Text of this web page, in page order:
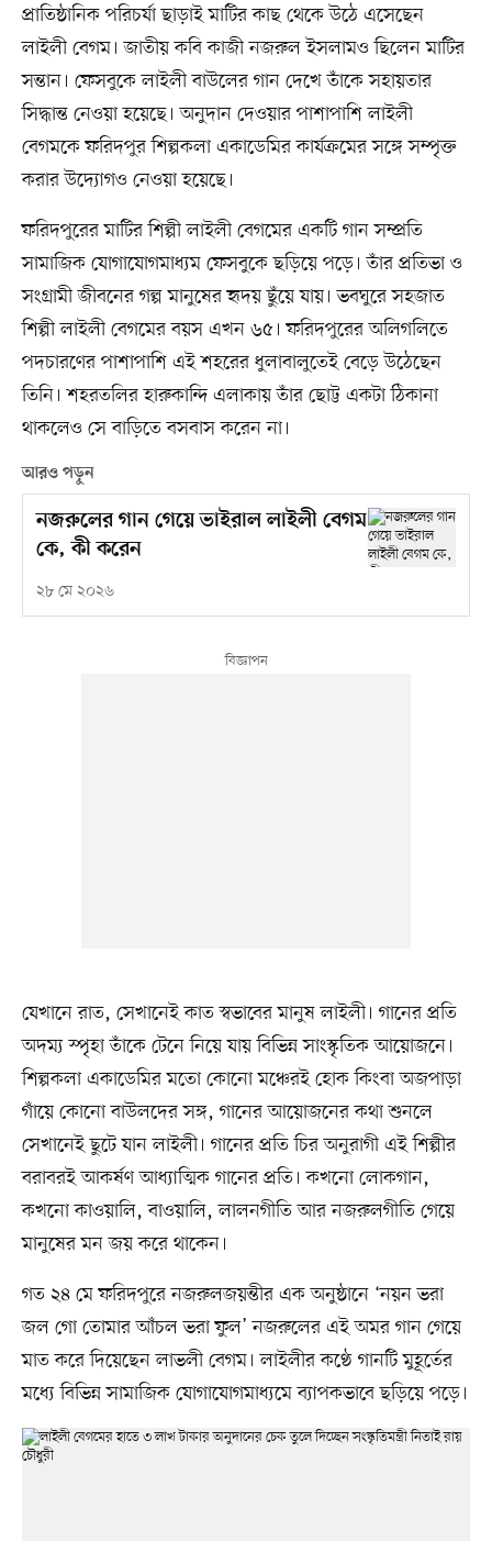
প্রাতিষ্ঠানিক পরিচর্যা ছাড়াই মাটির কাছ থেকে উঠে এসেছেন
লাইলী বেগম। জাতীয় কবি কাজী নজরুল ইসলামও ছিলেন মাটির
সন্তান। ফেসবুকে লাইলী বাউলের গান দেখে তাঁকে সহায়তার
সিদ্ধান্ত নেওয়া হয়েছে। অনুদান দেওয়ার পাশাপাশি লাইলী
বেগমকে ফরিদপুর শিল্পকলা একাডেমির কার্যক্রমের সঙ্গে সম্পৃক্ত
করার উদ্যোগও নেওয়া হয়েছে।
ফরিদপুরের মাটির শিল্পী লাইলী বেগমের একটি গান সম্প্রতি
সামাজিক যোগাযোগমাধ্যম ফেসবুকে ছড়িয়ে পড়ে। তাঁর প্রতিভা ও
সংগ্রামী জীবনের গল্প মানুষের হৃদয় ছুঁয়ে যায়। ভবঘুরে সহজাত
শিল্পী লাইলী বেগমের বয়স এখন ৬৫। ফরিদপুরের অলিগলিতে
পদচারণের পাশাপাশি এই শহরের ধুলাবালুতেই বেড়ে উঠেছেন
তিনি। শহরতলির হারুকান্দি এলাকায় তাঁর ছোট্ট একটা ঠিকানা
থাকলেও সে বাড়িতে বসবাস করেন না।
আরও পড়ুন
নজরুলের গান গেয়ে ভাইরাল লাইলী বেগম
কে, কী করেন
২৮ মে ২০২৬
যেখানে রাত, সেখানেই কাত স্বভাবের মানুষ লাইলী। গানের প্রতি
অদম্য স্পৃহা তাঁকে টেনে নিয়ে যায় বিভিন্ন সাংস্কৃতিক আয়োজনে।
শিল্পকলা একাডেমির মতো কোনো মঞ্চেরই হোক কিংবা অজপাড়া
গাঁয়ে কোনো বাউলদের সঙ্গ, গানের আয়োজনের কথা শুনলে
সেখানেই ছুটে যান লাইলী। গানের প্রতি চির অনুরাগী এই শিল্পীর
বরাবরই আকর্ষণ আধ্যাত্মিক গানের প্রতি। কখনো লোকগান,
কখনো কাওয়ালি, বাওয়ালি, লালনগীতি আর নজরুলগীতি গেয়ে
মানুষের মন জয় করে থাকেন।
গত ২৪ মে ফরিদপুরে নজরুলজয়ন্তীর এক অনুষ্ঠানে ‘নয়ন ভরা
জল গো তোমার আঁচল ভরা ফুল’ নজরুলের এই অমর গান গেয়ে
মাত করে দিয়েছেন লাভলী বেগম। লাইলীর কণ্ঠে গানটি মুহূর্তের
মধ্যে বিভিন্ন সামাজিক যোগাযোগমাধ্যমে ব্যাপকভাবে ছড়িয়ে পড়ে।